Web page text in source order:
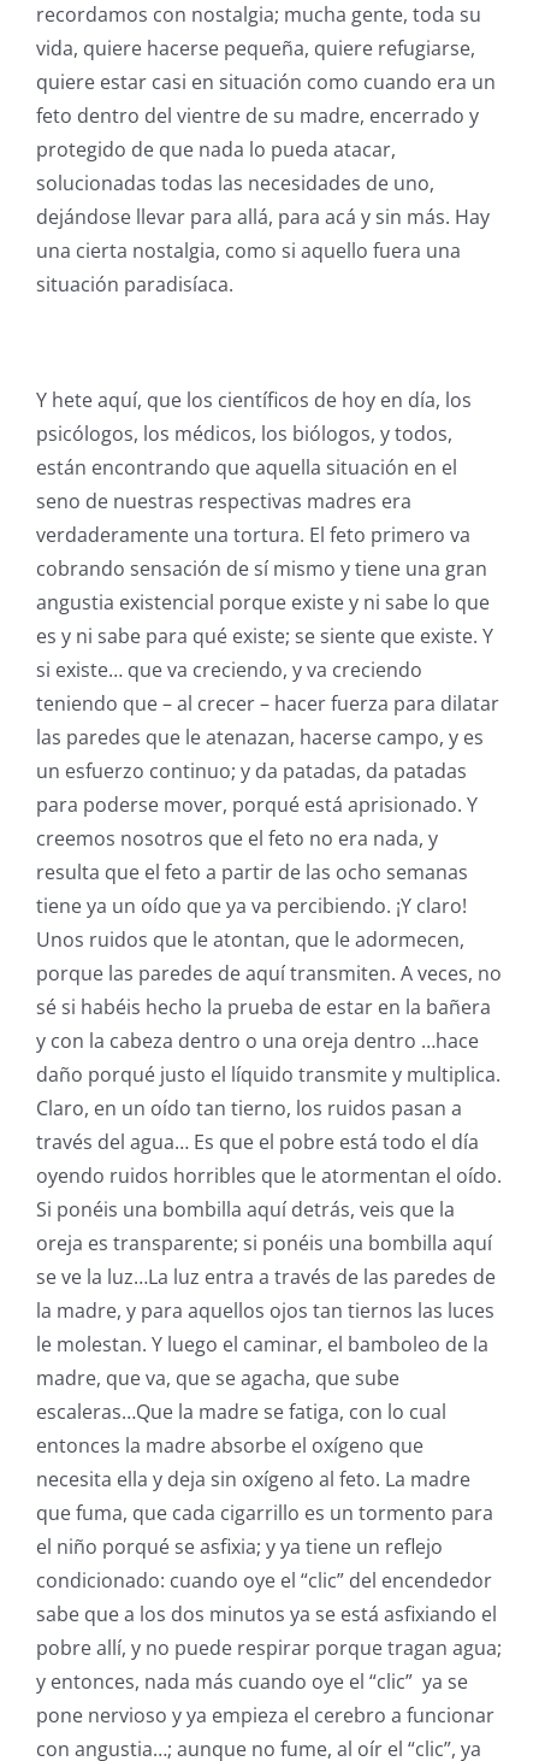
recordamos con nostalgia; mucha gente, toda su
vida, quiere hacerse pequeña, quiere refugiarse,
quiere estar casi en situación como cuando era un
feto dentro del vientre de su madre, encerrado y
protegido de que nada lo pueda atacar,
solucionadas todas las necesidades de uno,
dejándose llevar para allá, para acá y sin más. Hay
una cierta nostalgia, como si aquello fuera una
situación paradisíaca.
Y hete aquí, que los científicos de hoy en día, los
psicólogos, los médicos, los biólogos, y todos,
están encontrando que aquella situación en el
seno de nuestras respectivas madres era
verdaderamente una tortura. El feto primero va
cobrando sensación de sí mismo y tiene una gran
angustia existencial porque existe y ni sabe lo que
es y ni sabe para qué existe; se siente que existe. Y
si existe… que va creciendo, y va creciendo
teniendo que – al crecer – hacer fuerza para dilatar
las paredes que le atenazan, hacerse campo, y es
un esfuerzo continuo; y da patadas, da patadas
para poderse mover, porqué está aprisionado. Y
creemos nosotros que el feto no era nada, y
resulta que el feto a partir de las ocho semanas
tiene ya un oído que ya va percibiendo. ¡Y claro!
Unos ruidos que le atontan, que le adormecen,
porque las paredes de aquí transmiten. A veces, no
sé si habéis hecho la prueba de estar en la bañera
y con la cabeza dentro o una oreja dentro …hace
daño porqué justo el líquido transmite y multiplica.
Claro, en un oído tan tierno, los ruidos pasan a
través del agua… Es que el pobre está todo el día
oyendo ruidos horribles que le atormentan el oído.
Si ponéis una bombilla aquí detrás, veis que la
oreja es transparente; si ponéis una bombilla aquí
se ve la luz…La luz entra a través de las paredes de
la madre, y para aquellos ojos tan tiernos las luces
le molestan. Y luego el caminar, el bamboleo de la
madre, que va, que se agacha, que sube
escaleras…Que la madre se fatiga, con lo cual
entonces la madre absorbe el oxígeno que
necesita ella y deja sin oxígeno al feto. La madre
que fuma, que cada cigarrillo es un tormento para
el niño porqué se asfixia; y ya tiene un reflejo
condicionado: cuando oye el “clic” del encendedor
sabe que a los dos minutos ya se está asfixiando el
pobre allí, y no puede respirar porque tragan agua;
y entonces, nada más cuando oye el “clic” ya se
pone nervioso y ya empieza el cerebro a funcionar
con angustia…; aunque no fume, al oír el “clic”, ya